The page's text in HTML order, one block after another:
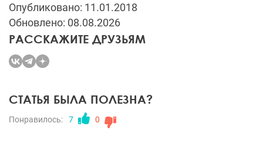
Опубликовано: 11.01.2018
Обновлено: 08.08.2026
РАССКАЖИТЕ ДРУЗЬЯМ
СТАТЬЯ БЫЛА ПОЛЕЗНА?
Понравилось: 7 0